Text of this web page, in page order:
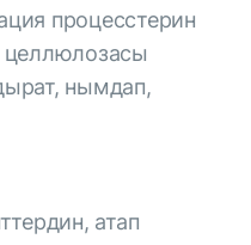
процесстерин
целлюлозасы
нымдап,
атап